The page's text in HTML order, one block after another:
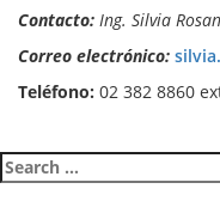
Contacto: Ing. Silvia
Correo electrónico:
Teléfono: 02 382 8860
Search for: